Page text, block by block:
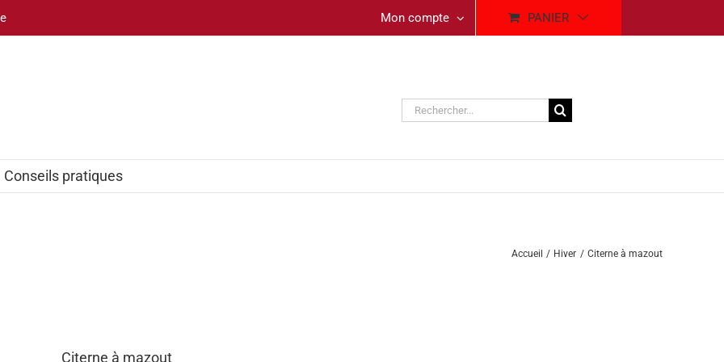
Mon compte PANIER
Rechercher:
Conseils pratiques
Accueil Hiver Citerne à mazout
Citerne à mazout